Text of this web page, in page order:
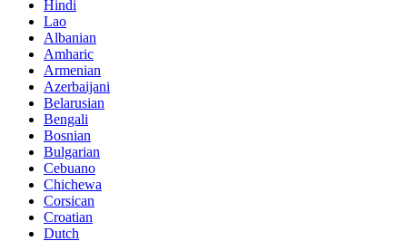
Hindi
Lao
Albanian
Amharic
Armenian
Azerbaijani
Belarusian
Bengali
Bosnian
Bulgarian
Cebuano
Chichewa
Corsican
Croatian
Dutch